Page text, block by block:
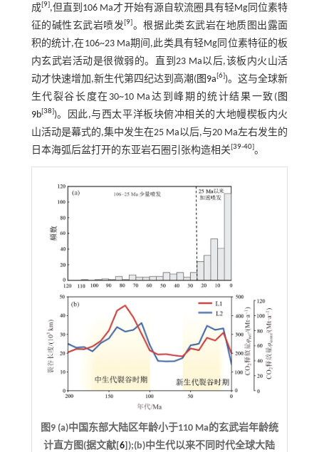
成[ 9] ,但直到106 Ma才开始有源自软流圈具有轻Mg同位素特
征的碱性玄武岩喷发 [9 。根据此类玄武岩在地质图出露面
积的统计,在106~23 Ma期间,此类具有轻Mg同位素特征的板
内玄武岩活动是很微弱的。直到23 Ma以后,该板内火山活
动才快速增加,新生代第四纪达到高潮(图9a [6 ])。这与全球新
生代裂谷长度在30~10 Ma达到峰期的统计结果一致(图
9b[ 38 )。因此,与西太平洋板块俯冲相关的大地幔楔板内火
山活动是幕式的,集中发生在25 Ma以后,与20 Ma左右发生的
日本海弧后盆打开的东亚岩石圈引张构造相关 39-40] 。
图9 (a)中国东部大陆区年龄小于110 Ma的玄武岩年龄统
计直方图(据文献[6]);(b)中生代以来不同时代全球大陆